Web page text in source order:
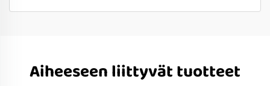
Aiheeseen liittyvät tuotteet